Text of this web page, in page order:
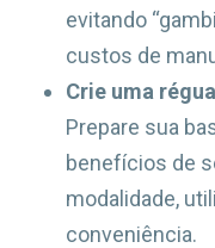
evitando
custos de
Crie uma
Prepare sua
benefícios de
modalidade,
conveniência.